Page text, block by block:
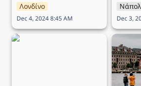
Λονδίνο
Dec 4, 2024 8:45 AM Dec 3,
Ταξίδι στο Ντουμπρόβνικ
Ταξίδι
ημέρες